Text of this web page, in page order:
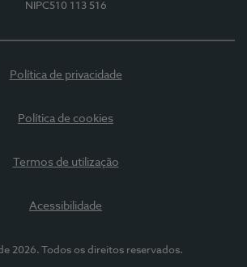
NIPC510 113 516
Política de privacidade
Política de cookies
Termos de utilização
Acessibilidade
2026. Todos os direitos reservados.